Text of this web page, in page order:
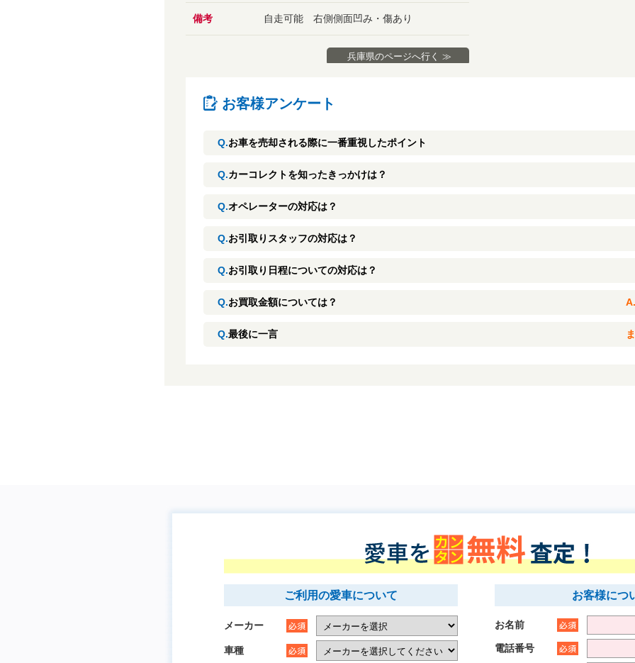
備考 自走可能 右側側面凹み・傷あり
兵庫県のページへ行く ≫
お客様アンケート
Q.お車を売却される際に一番重視したポイント
Q.カーコレクトを知ったきっかけは？
Q.オペレーターの対応は？
Q.お引取りスタッフの対応は？
Q.お引取り日程についての対応は？
Q.お買取金額については？
Q.最後に一言